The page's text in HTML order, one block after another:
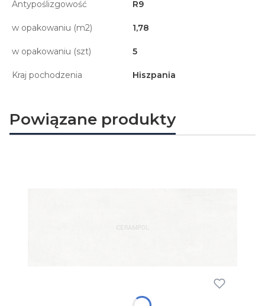
Antypoślizgowość R9
w opakowaniu (m2) 1,78
w opakowaniu (szt) 5
Kraj pochodzenia Hiszpania
Powiązane produkty